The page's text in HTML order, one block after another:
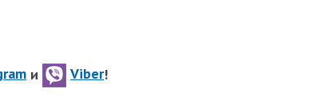
и Viber!